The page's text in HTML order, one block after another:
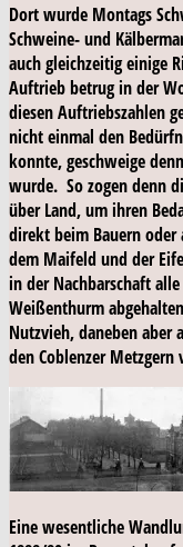
Dort wurde Montags
Schweine- und
auch gleichzeitig einige
Auftrieb betrug in der
diesen Auftriebszahlen
nicht einmal den
konnte, geschweige
wurde. So zogen denn
über Land, um ihren
direkt beim Bauern
dem Maifeld und der
in der Nachbarschaft
Weißenthurm
Nutzvieh, daneben
den Coblenzer Metzgern
Eine wesentliche